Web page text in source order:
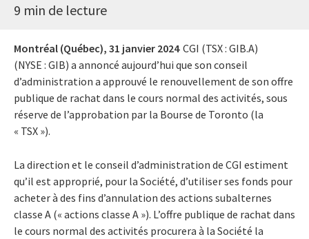
9 min de lecture
Montréal (Québec), 31 janvier 2024 CGI (TSX : GIB.A)
(NYSE : GIB) a annoncé aujourd’hui que son conseil
d’administration a approuvé le renouvellement de son offre
publique de rachat dans le cours normal des activités, sous
réserve de l’approbation par la Bourse de Toronto (la
« TSX »).
La direction et le conseil d’administration de CGI estiment
qu’il est approprié, pour la Société, d’utiliser ses fonds pour
acheter à des fins d’annulation des actions subalternes
classe A (« actions classe A »). L’offre publique de rachat dans
le cours normal des activités procurera à la Société la